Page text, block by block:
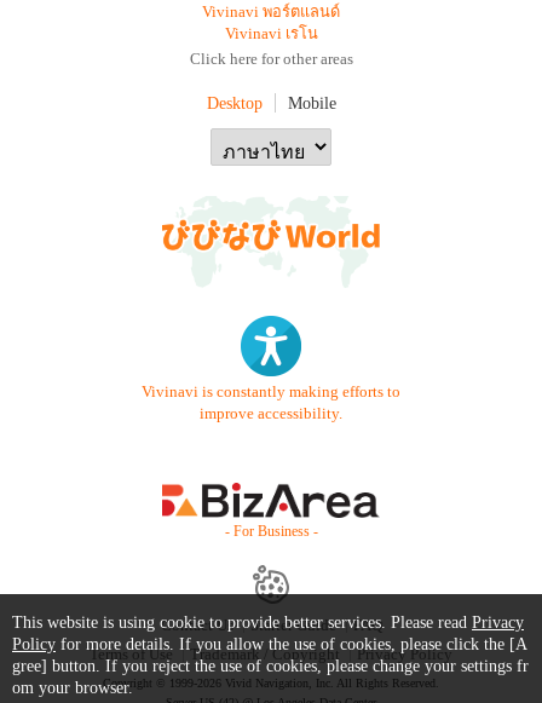
Vivinavi พอร์ตแลนด์
Vivinavi เรโน
Click here for other areas
Desktop Mobile
Vivinavi is constantly making efforts to
improve accessibility.
- For Business -
Contact Us Starter Guide
FAQ
Terms of Use
Trademark / Copyright Privacy Policy
Copyright © 1999-2026 Vivid Navigation, Inc. All Rights Reserved.
This website is using cookie to provide better services. Please read Privacy
Policy for more details. If you allow the use of cookies, please click the [A
gree] button. If you reject the use of cookies, please change your settings fr
om your browser.